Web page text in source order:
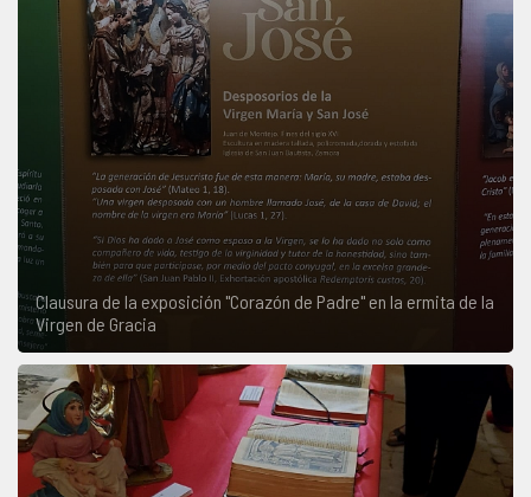
Clausura de la exposición "Corazón de Padre" en la ermita de la
Virgen de Gracia
COMPLIANCE
DOCTRINA DE LA IGLESIA
PORTAL DE TRANSPARENCIA
RENDICIÓN CUENTAS ENTIDADES RELIGIOSAS
PREGUNTAS FRECUENTES
PASTORAL SAMARITANA
CENTROS SOCIALES
APOSTOLADO SEGLAR
VIDA CONSAGRADA
IMÁGENES
VÍDEOS
AUDIOS